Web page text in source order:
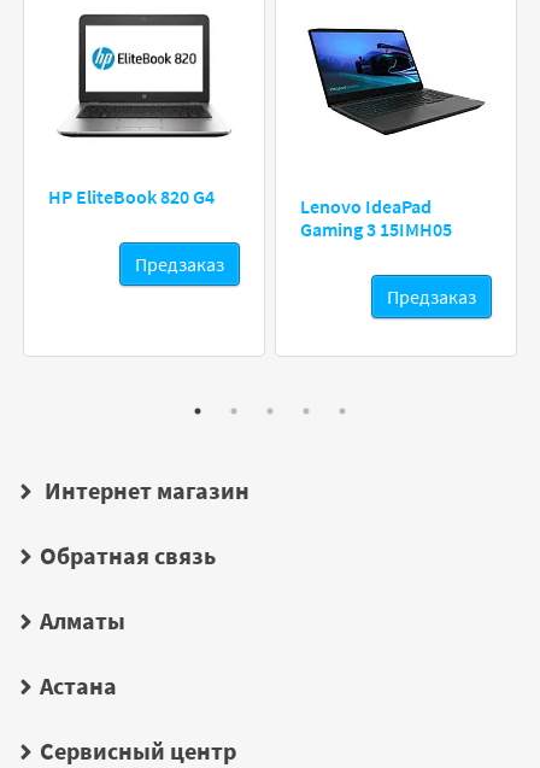
HP EliteBook 820 G4
Предзаказ
Lenovo IdeaPad
Gaming 3 15IMH05
Предзаказ
Интернет магазин
Обратная связь
Алматы
Астана
Сервисный центр